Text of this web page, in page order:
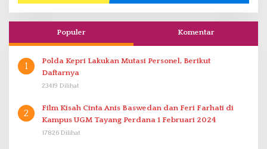
Populer Komentar
1
Polda Kepri Lakukan Mutasi Personel, Berikut
Daftarnya
23419 Dilihat
2
Film Kisah Cinta Anis Baswedan dan Feri Farhati di
Kampus UGM Tayang Perdana 1 Februari 2024
17826 Dilihat